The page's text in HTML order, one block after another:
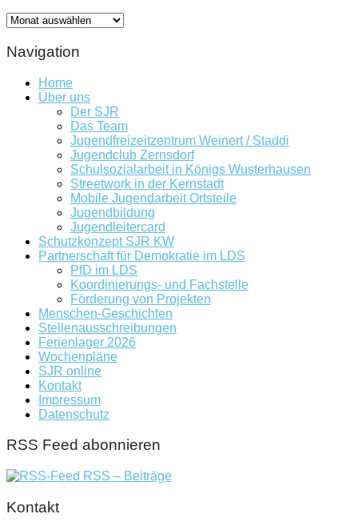
Archiv
Navigation
Home
Über uns
Der SJR
Das Team
Jugendfreizeitzentrum Weinert / Staddi
Jugendclub Zernsdorf
Schulsozialarbeit in Königs Wusterhausen
Streetwork in der Kernstadt
Mobile Jugendarbeit Ortsteile
Jugendbildung
Jugendleitercard
Schutzkonzept SJR KW
Partnerschaft für Demokratie im LDS
PfD im LDS
Koordinierungs- und Fachstelle
Förderung von Projekten
Menschen-Geschichten
Stellenausschreibungen
Ferienlager 2026
Wochenpläne
SJR online
Kontakt
Impressum
Datenschutz
RSS Feed abonnieren
RSS – Beiträge
Kontakt